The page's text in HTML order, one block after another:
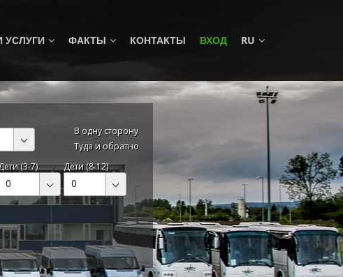
УСЛУГИ ФАКТЫ КОНТАКТЫ ВХОД RU
В одну сторону
Туда и обратно
(3-7)
0
Дети (8-12)
0